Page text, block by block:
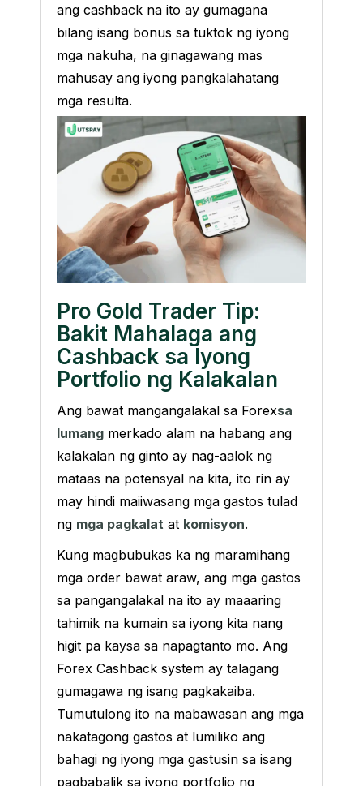
ang cashback na ito ay gumagana
bilang isang bonus sa tuktok ng iyong
mga nakuha, na ginagawang mas
mahusay ang iyong pangkalahatang
mga resulta.
Pro Gold Trader Tip:
Bakit Mahalaga ang
Cashback sa Iyong
Portfolio ng Kalakalan
Ang bawat mangangalakal sa Forexsa
lumang merkado alam na habang ang
kalakalan ng ginto ay nag-aalok ng
mataas na potensyal na kita, ito rin ay
may hindi maiiwasang mga gastos tulad
ng mga pagkalat at komisyon.
Kung magbubukas ka ng maramihang
mga order bawat araw, ang mga gastos
sa pangangalakal na ito ay maaaring
tahimik na kumain sa iyong kita nang
higit pa kaysa sa napagtanto mo. Ang
Forex Cashback system ay talagang
gumagawa ng isang pagkakaiba.
Tumutulong ito na mabawasan ang mga
nakatagong gastos at lumiliko ang
bahagi ng iyong mga gastusin sa isang
pagbabalik sa iyong portfolio ng